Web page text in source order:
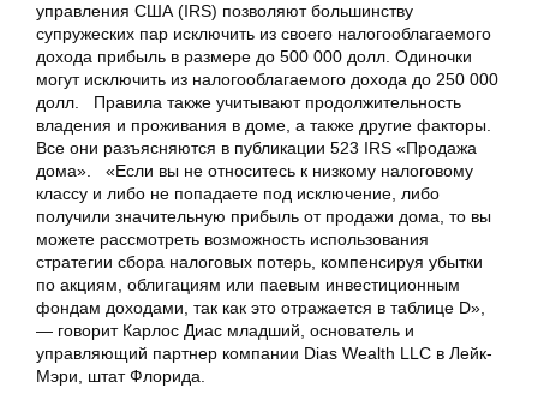
управления США (IRS) позволяют большинству
супружеских пар исключить из своего налогооблагаемого
дохода прибыль в размере до 500 000 долл. Одиночки
могут исключить из налогооблагаемого дохода до 250 000
долл. Правила также учитывают продолжительность
владения и проживания в доме, а также другие факторы.
Все они разъясняются в публикации 523 IRS «Продажа
дома». «Если вы не относитесь к низкому налоговому
классу и либо не попадаете под исключение, либо
получили значительную прибыль от продажи дома, то вы
можете рассмотреть возможность использования
стратегии сбора налоговых потерь, компенсируя убытки
по акциям, облигациям или паевым инвестиционным
фондам доходами, так как это отражается в таблице D»,
— говорит Карлос Диас младший, основатель и
управляющий партнер компании Dias Wealth LLC в Лейк-
Мэри, штат Флорида.